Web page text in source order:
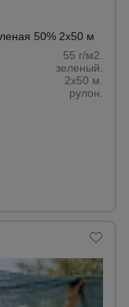
50% 2х50 м
55 г/м2.
зеленый.
2x50 м.
рулон.